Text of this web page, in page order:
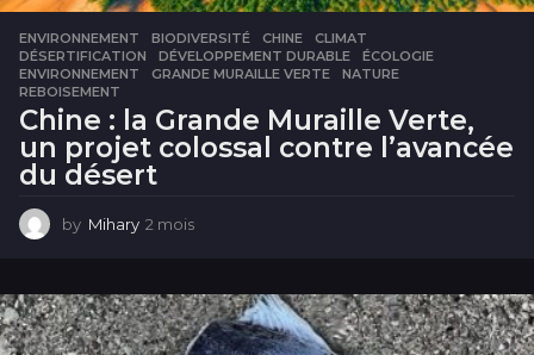
ENVIRONNEMENT BIODIVERSITÉ ,CHINE ,CLIMAT
DÉSERTIFICATION
,DÉVELOPPEMENT DURABLE ,ÉCOLOGIE
ENVIRONNEMENT
,GRANDE MURAILLE VERTE ,NATURE
REBOISEMENT
Chine : la Grande Muraille Verte,
un projet colossal contre l’avancée
du désert
by Mihary 2 mois
i
s